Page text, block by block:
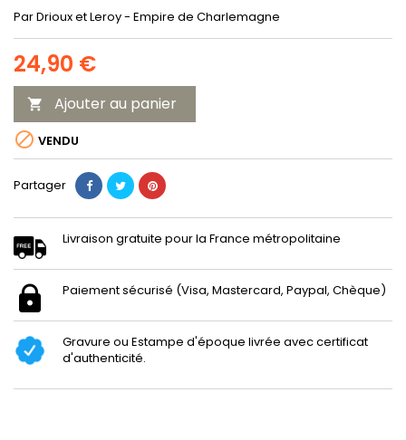
Par Drioux et Leroy - Empire de Charlemagne
24,90 €
 Ajouter au panier
 VENDU
Partager
Livraison gratuite pour la France métropolitaine
Paiement sécurisé (Visa, Mastercard, Paypal, Chèque)
Gravure ou Estampe d'époque livrée avec certificat
d'authenticité.